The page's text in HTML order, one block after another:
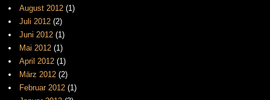
August 2012 (1)
Juli 2012 (2)
Juni 2012 (1)
Mai 2012 (1)
April 2012 (1)
März 2012 (2)
Februar 2012 (1)